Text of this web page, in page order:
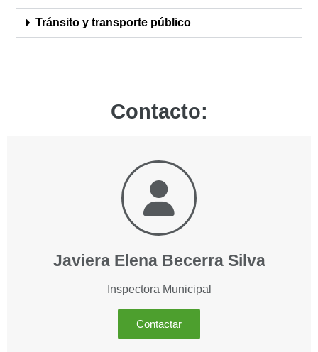
Tránsito y transporte público
Contacto:
Javiera Elena Becerra Silva
Inspectora Municipal
Contactar